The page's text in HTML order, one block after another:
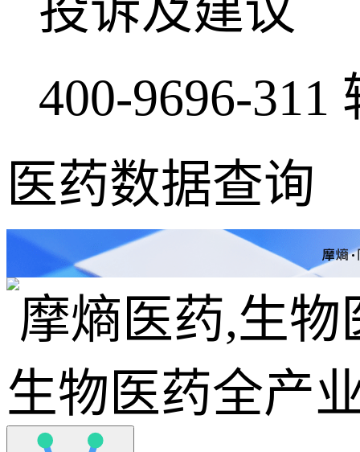
400-9696-311
医药数据查询
生物医药全产